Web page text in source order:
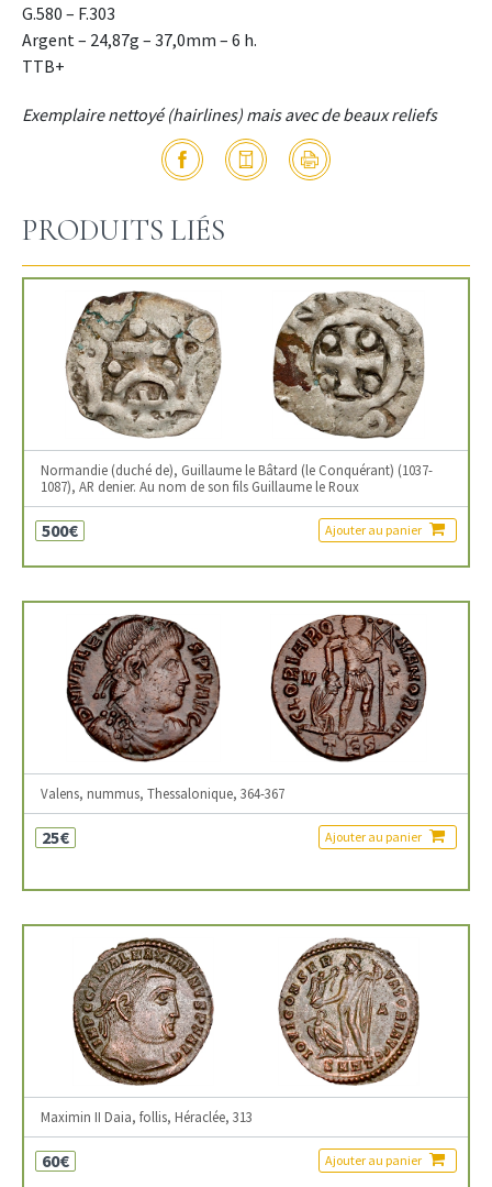
G.580 – F.303
Argent – 24,87g – 37,0mm – 6 h.
TTB+
Exemplaire nettoyé (hairlines) mais avec de beaux reliefs
PRODUITS LIÉS
Normandie (duché de), Guillaume le Bâtard (le Conquérant) (1037-
1087), AR denier. Au nom de son fils Guillaume le Roux
500€ Ajouter au panier
Valens, nummus, Thessalonique, 364-367
25€ Ajouter au panier
Maximin II Daia, follis, Héraclée, 313
60€ Ajouter au panier